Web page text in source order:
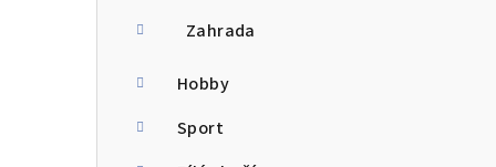
Zahrada
Hobby
Sport